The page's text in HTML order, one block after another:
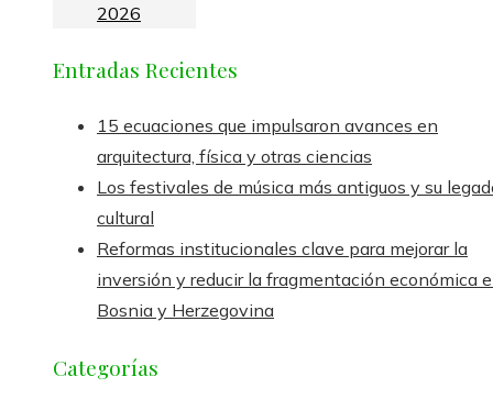
2026
Entradas Recientes
15 ecuaciones que impulsaron avances en
arquitectura, física y otras ciencias
Los festivales de música más antiguos y su
cultural
Reformas institucionales clave para mejorar la
inversión y reducir la fragmentación económica
Bosnia y Herzegovina
Categorías